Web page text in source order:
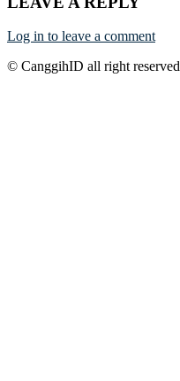
Log in to leave a comment
© CanggihID all right reserved